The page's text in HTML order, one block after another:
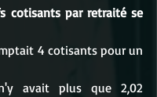
cotisants par retraité se
4 cotisants pour un
avait plus que 2,02